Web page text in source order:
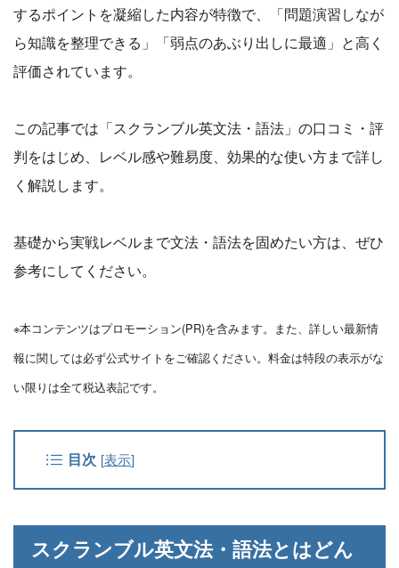
するポイントを凝縮した内容が特徴で、「問題演習しなが
ら知識を整理できる」「弱点のあぶり出しに最適」と高く
評価されています。
この記事では「スクランブル英文法・語法」の口コミ・評
判をはじめ、レベル感や難易度、効果的な使い方まで詳し
く解説します。
基礎から実戦レベルまで文法・語法を固めたい方は、ぜひ
参考にしてください。
※本コンテンツはプロモーション(PR)を含みます。また、詳しい最新情
報に関しては必ず公式サイトをご確認ください。料金は特段の表示がな
い限りは全て税込表記です。
目次 [表示]
スクランブル英文法・語法とはどん